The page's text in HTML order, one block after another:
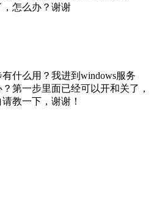
怎么办？谢谢
什么用？我进到windows服务
第一步里面已经可以开和关了，
教一下，谢谢！